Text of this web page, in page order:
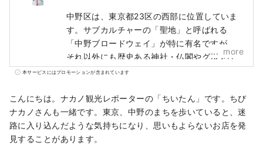
中野区は、東京都23区の西部に位置していま
す。サブカルチャーの「聖地」と呼ばれる
「中野ブロードウェイ」が特に有名ですが、
それ以外にも歴史ある神社・仏閣やグルメな
ど、多くの観光資源を有しています。 中野駅
進み、まちの移り変わりが進む一方、昔なが
らの人情味あふれる商店街が賑わっているな
ど、中野のまちは多様な面を持っています。
そんなまちの多様性が、約1.7万人、約120カ
more
本サービスにはプロモーションが含まれています
こんにちは。ナカノ観光レポーターの「ちいたん」です。ちび
ナカノさんも一緒です。東京、中野のまちを歩いていると、迷
路に入り込んだような気持ちになり、思いもよらないお店を発
見することがあります。